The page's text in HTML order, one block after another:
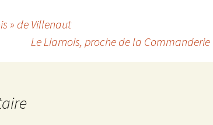
» de Villenaut
Le Liarnois, proche de la Commanderie